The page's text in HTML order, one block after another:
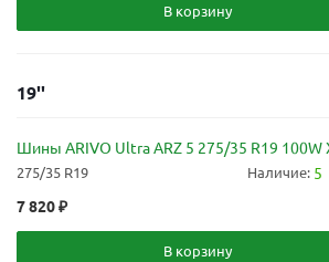
В корзину
19''
Шины ARIVO Ultra ARZ 5 275/35 R19 100W
275/35 R19 Наличие: 5
7 820₽
В корзину